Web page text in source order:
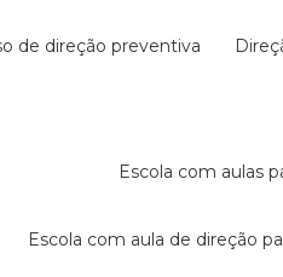
de direção preventiva
escola com aulas
escola com aula de direção